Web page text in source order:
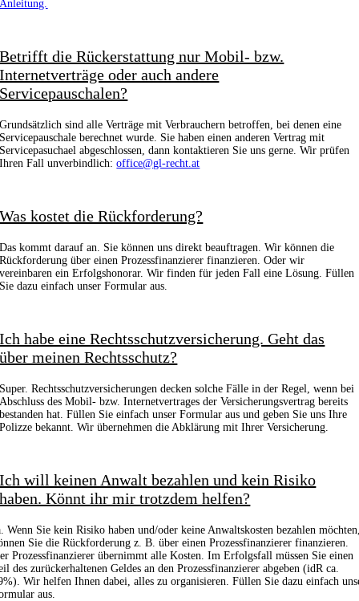
Anleitung.
Betrifft die Rückerstattung nur Mobil- bzw.
Internetverträge oder auch andere
Servicepauschalen?
Grundsätzlich sind alle Verträge mit Verbrauchern betroffen, bei denen eine
Servicepauschale berechnet wurde. Sie haben einen anderen Vertrag mit
Servicepasuchael abgeschlossen, dann kontaktieren Sie uns gerne. Wir prüfen
Ihren Fall unverbindlich:office@gl-recht.at
Was kostet die Rückforderung?
Das kommt darauf an. Sie können uns direkt beauftragen. Wir können die
Rückforderung über einen Prozessfinanzierer finanzieren. Oder wir
vereinbaren ein Erfolgshonorar. Wir finden für jeden Fall eine Lösung. Füllen
Sie dazu einfach unser Formular aus.
Ich habe eine Rechtsschutzversicherung. Geht das
über meinen Rechtsschutz?
Super. Rechtsschutzversicherungen decken solche Fälle in der Regel, wenn bei
Abschluss des Mobil- bzw. Internetvertrages der Versicherungsvertrag bereits
bestanden hat. Füllen Sie einfach unser Formular aus und geben Sie uns Ihre
Polizze bekannt. Wir übernehmen die Abklärung mit Ihrer Versicherung.
Ich will keinen Anwalt bezahlen und kein Risiko
haben. Könnt ihr mir trotzdem helfen?
Wenn Sie kein Risiko haben und/oder keine Anwaltskosten bezahlen
Sie die Rückforderung z. B. über einen Prozessfinanzierer finanzieren.
Prozessfinanzierer übernimmt alle Kosten. Im Erfolgsfall müssen Sie einen
des zurückerhaltenen Geldes an den Prozessfinanzierer abgeben (idR ca.
Wir helfen Ihnen dabei, alles zu organisieren. Füllen Sie dazu einfach
aus.